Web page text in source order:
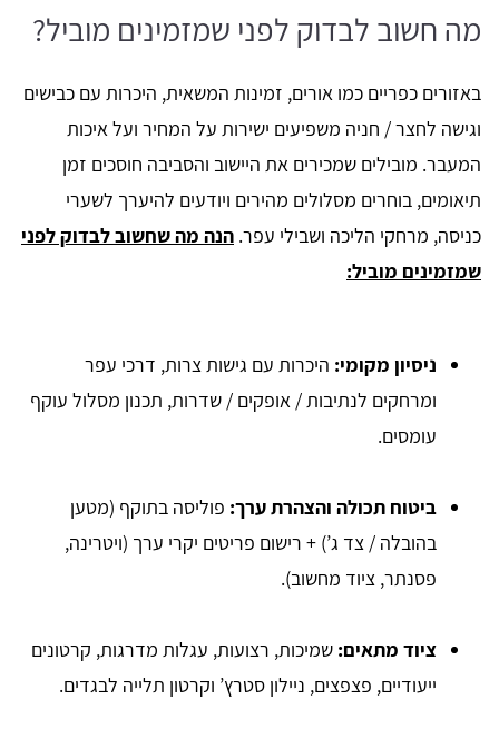
מה חשוב לבדוק לפני שמזמינים מוביל?
באזורים כפריים כמו אורים, זמינות המשאית, היכרות עם כבישים
וגישה לחצר / חניה משפיעים ישירות על המחיר ועל איכות
המעבר. מובילים שמכירים את היישוב והסביבה חוסכים זמן
תיאומים, בוחרים מסלולים מהירים ויודעים להיערך לשערי
כניסה, מרחקי הליכה ושבילי עפר. הנה מה שחשוב לבדוק לפני
שמזמינים מוביל:
ניסיון מקומי: היכרות עם גישות צרות, דרכי עפר
ומרחקים לנתיבות / אופקים / שדרות, תכנון מסלול עוקף
עומסים.
ביטוח תכולה והצהרת ערך: פוליסה בתוקף (מטען
בהובלה / צד ג’) + רישום פריטים יקרי ערך (ויטרינה,
פסנתר, ציוד מחשוב).
ציוד מתאים: שמיכות, רצועות, עגלות מדרגות, קרטונים
ייעודיים, פצפצים, ניילון סטרץ’ וקרטון תלייה לבגדים.